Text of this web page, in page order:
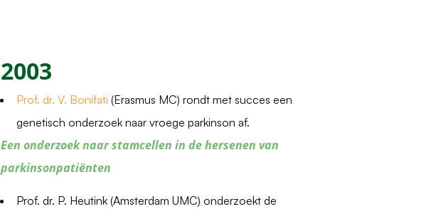
2003
Prof. dr. V. Bonifati (Erasmus MC) rondt met succes een
genetisch onderzoek naar vroege parkinson af.
Een onderzoek naar stamcellen inde hersenen van
parkinsonpatiënten
Prof. dr. P. Heutink (Amsterdam UMC) onderzoekt de